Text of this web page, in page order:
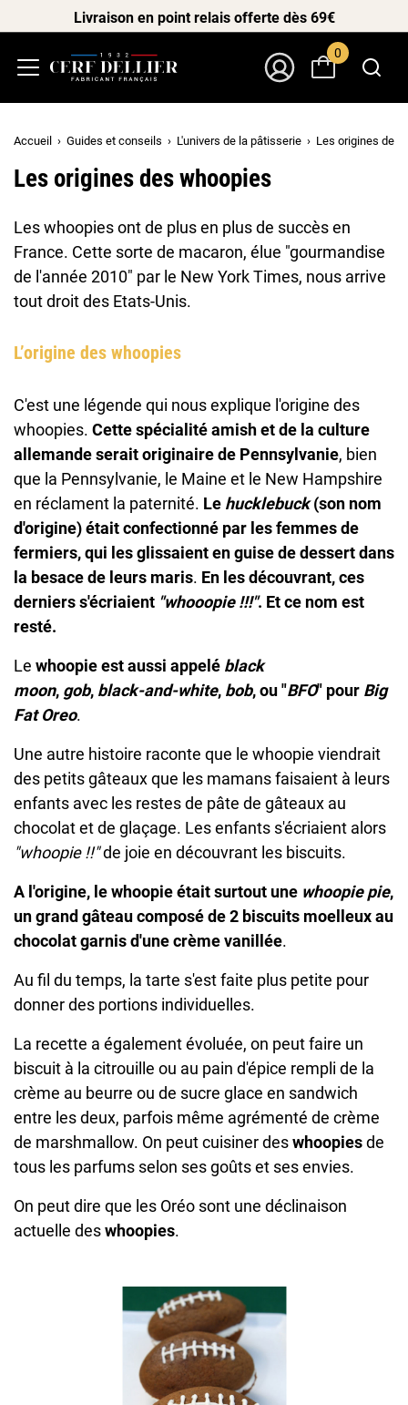
Livraison en point relais offerte dès 69€
0
Accueil Guides et conseils L'univers de la pâtisserie Les origines des
Les origines des whoopies
Les whoopies ont de plus en plus de succès en
France. Cette sorte de macaron, élue "gourmandise
de l'année 2010" par le New York Times, nous arrive
tout droit des Etats-Unis.
L’origine des whoopies
C'est une légende qui nous explique l'origine des
whoopies. Cette spécialité amish et de la culture
allemande serait originaire de Pennsylvanie, bien
que la Pennsylvanie, le Maine et le New Hampshire
en réclament la paternité. Le hucklebuck(son nom
d'origine) était confectionné par les femmes de
fermiers, qui les glissaient en guise de dessert dans
la besace de leurs maris. En les découvrant, ces
derniers s'écriaient "whooopie !!!". Et ce nom est
resté.
Le whoopie est aussi appelé black
moon, gob, black-and-white, bob, ou "BFO" pour Big
Fat Oreo.
Une autre histoire raconte que le whoopie viendrait
des petits gâteaux que les mamans faisaient à leurs
enfants avec les restes de pâte de gâteaux au
chocolat et de glaçage. Les enfants s'écriaient alors
"whoopie !!"de joie en découvrant les biscuits.
A l'origine, le whoopie était surtout une whoopie pie,
un grand gâteau composé de 2 biscuits moelleux au
chocolat garnis d'une crème vanillée.
Au fil du temps, la tarte s'est faite plus petite pour
donner des portions individuelles.
La recette a également évoluée, on peut faire un
biscuit à la citrouille ou au pain d'épice rempli de la
crème au beurre ou de sucre glace en sandwich
entre les deux, parfois même agrémenté de crème
de marshmallow. On peut cuisiner deswhoopiesde
tous les parfums selon ses goûts et ses envies.
On peut dire que les Oréo sont une déclinaison
actuelle deswhoopies.